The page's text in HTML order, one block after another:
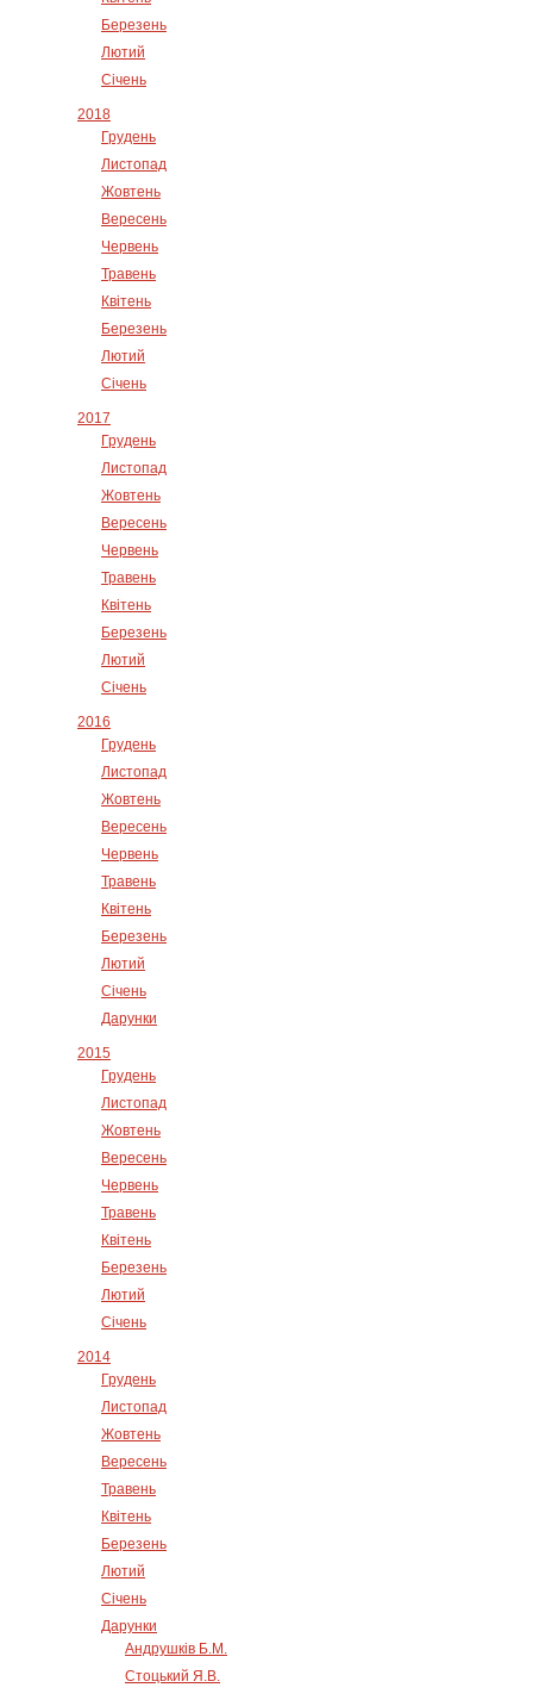
Березень
Лютий
Січень
2018
Грудень
Листопад
Жовтень
Вересень
Червень
Травень
Квітень
Березень
Лютий
Січень
2017
Грудень
Листопад
Жовтень
Вересень
Червень
Травень
Квітень
Березень
Лютий
Січень
2016
Грудень
Листопад
Жовтень
Вересень
Червень
Травень
Квітень
Березень
Лютий
Січень
Дарунки
2015
Грудень
Листопад
Жовтень
Вересень
Червень
Травень
Квітень
Березень
Лютий
Січень
2014
Грудень
Листопад
Жовтень
Вересень
Травень
Квітень
Березень
Лютий
Січень
Дарунки
Андрушків Б.М.
Стоцький Я.В.